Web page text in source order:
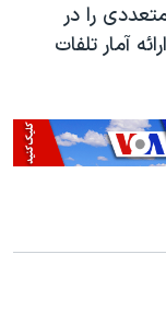
را در
آمار تلفات